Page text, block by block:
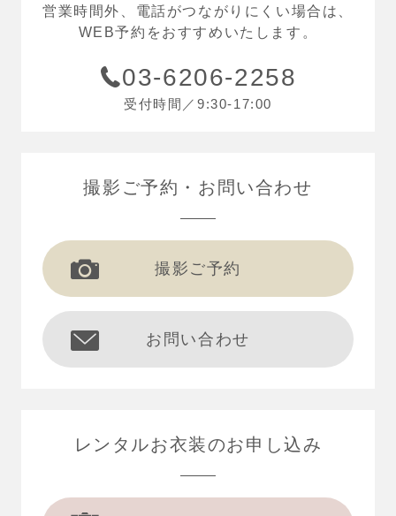
営業時間外、電話がつながりにくい場合は、
WEB予約をおすすめいたします。
03-6206-2258
受付時間／9:30-17:00
撮影ご予約 お問い合わせ
撮影ご予約
お問い合わせ
レンタルお衣装のお申し込み